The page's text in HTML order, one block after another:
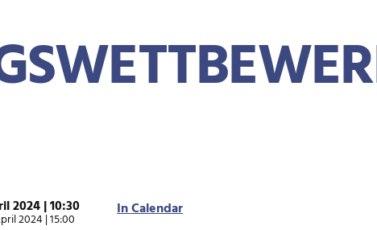
2024 | 10:30
2024 | 15:00 In Calendar